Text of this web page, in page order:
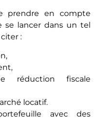
prendre en compte
se lancer dans un tel
:
réduction fiscale
locatif.
avec des